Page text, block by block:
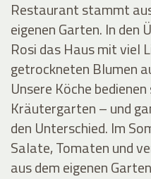
Restaurant stammt
eigenen Garten. In den
Rosi das Haus mit viel
getrockneten Blumen
Unsere Köche
Kräutergarten – und
den Unterschied. Im
Salate, Tomaten und
aus dem eigenen